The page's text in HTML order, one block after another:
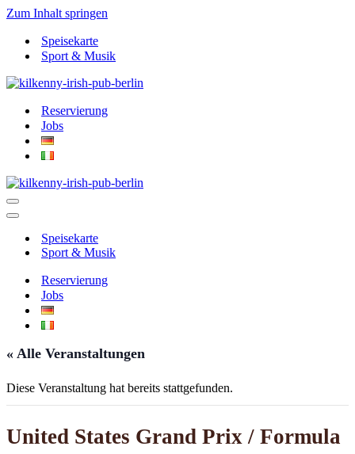
Zum Inhalt springen
Speisekarte
Sport & Musik
Reservierung
Jobs
Navigationsmenü
Navigationsmenü
Speisekarte
Sport & Musik
Reservierung
Jobs
« Alle Veranstaltungen
Diese Veranstaltung hat bereits stattgefunden.
United States Grand Prix / Formula